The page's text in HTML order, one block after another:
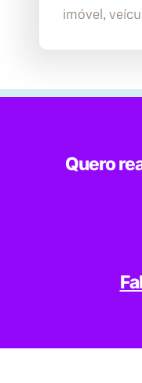
imóvel,
Quero